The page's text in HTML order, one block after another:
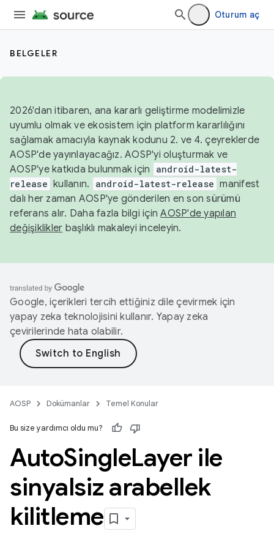
Oturum aç
BELGELER
2026'dan itibaren, ana kararlı geliştirme modelimizle
uyumlu olmak ve ekosistem için platform kararlılığını
sağlamak amacıyla kaynak kodunu 2. ve 4. çeyreklerde
AOSP'de yayınlayacağız. AOSP'yi oluşturmak ve
AOSP'ye katkıda bulunmak için
android-latest-
release kullanın. android-latest-release manifest
dalı her zaman AOSP'ye gönderilen en son sürümü
referans alır. Daha fazla bilgi içinAOSP'de yapılan
değişiklikler başlıklı makaleyi inceleyin.
Google, içerikleri tercih ettiğiniz dile çevirmek için
yapay zeka teknolojisini kullanır. Yapay zeka
çevirilerinde hata olabilir.
AOSP Dokümanlar Temel Konular
Bu size yardımcı oldu mu?
AutoSingleLayer ile
sinyalsiz arabellek
kilitleme